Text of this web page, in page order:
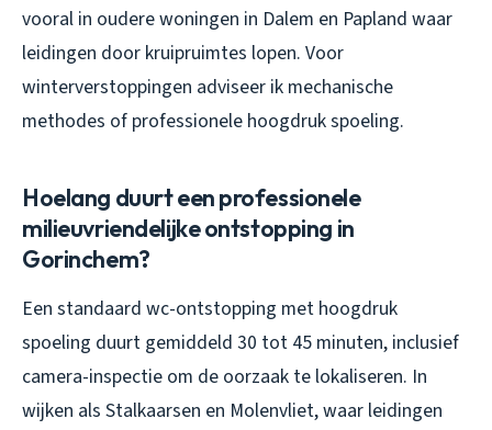
vooral in oudere woningen in Dalem en Papland waar
leidingen door kruipruimtes lopen. Voor
winterverstoppingen adviseer ik mechanische
methodes of professionele hoogdruk spoeling.
Hoelang duurt een professionele
milieuvriendelijke ontstopping in
Gorinchem?
Een standaard wc-ontstopping met hoogdruk
spoeling duurt gemiddeld 30 tot 45 minuten, inclusief
camera-inspectie om de oorzaak te lokaliseren. In
wijken als Stalkaarsen en Molenvliet, waar leidingen